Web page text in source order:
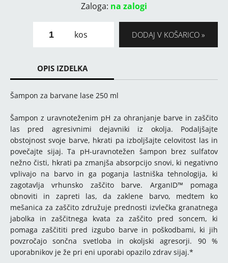
Zaloga: na zalogi
DODAJ V KOŠARICO
kos
OPIS IZDELKA
Šampon za barvane lase 250 ml
Šampon z uravnoteženim pH za ohranjanje barve in zaščito
las pred agresivnimi dejavniki iz okolja. Podaljšajte
obstojnost svoje barve, hkrati pa izboljšajte celovitost las in
povečajte sijaj. Ta pH-uravnotežen šampon brez sulfatov
nežno čisti, hkrati pa zmanjša absorpcijo snovi, ki negativno
vplivajo na barvo in ga poganja lastniška tehnologija, ki
zagotavlja vrhunsko zaščito barve. ArganID™ pomaga
obnoviti in zapreti las, da zaklene barvo, medtem ko
mešanica za zaščito združuje prednosti izvlečka granatnega
jabolka in zaščitnega kvata za zaščito pred soncem, ki
pomaga zaščititi pred izgubo barve in poškodbami, ki jih
povzročajo sončna svetloba in okoljski agresorji. 90 %
uporabnikov je že pri eni uporabi opazilo zdrav sijaj.*